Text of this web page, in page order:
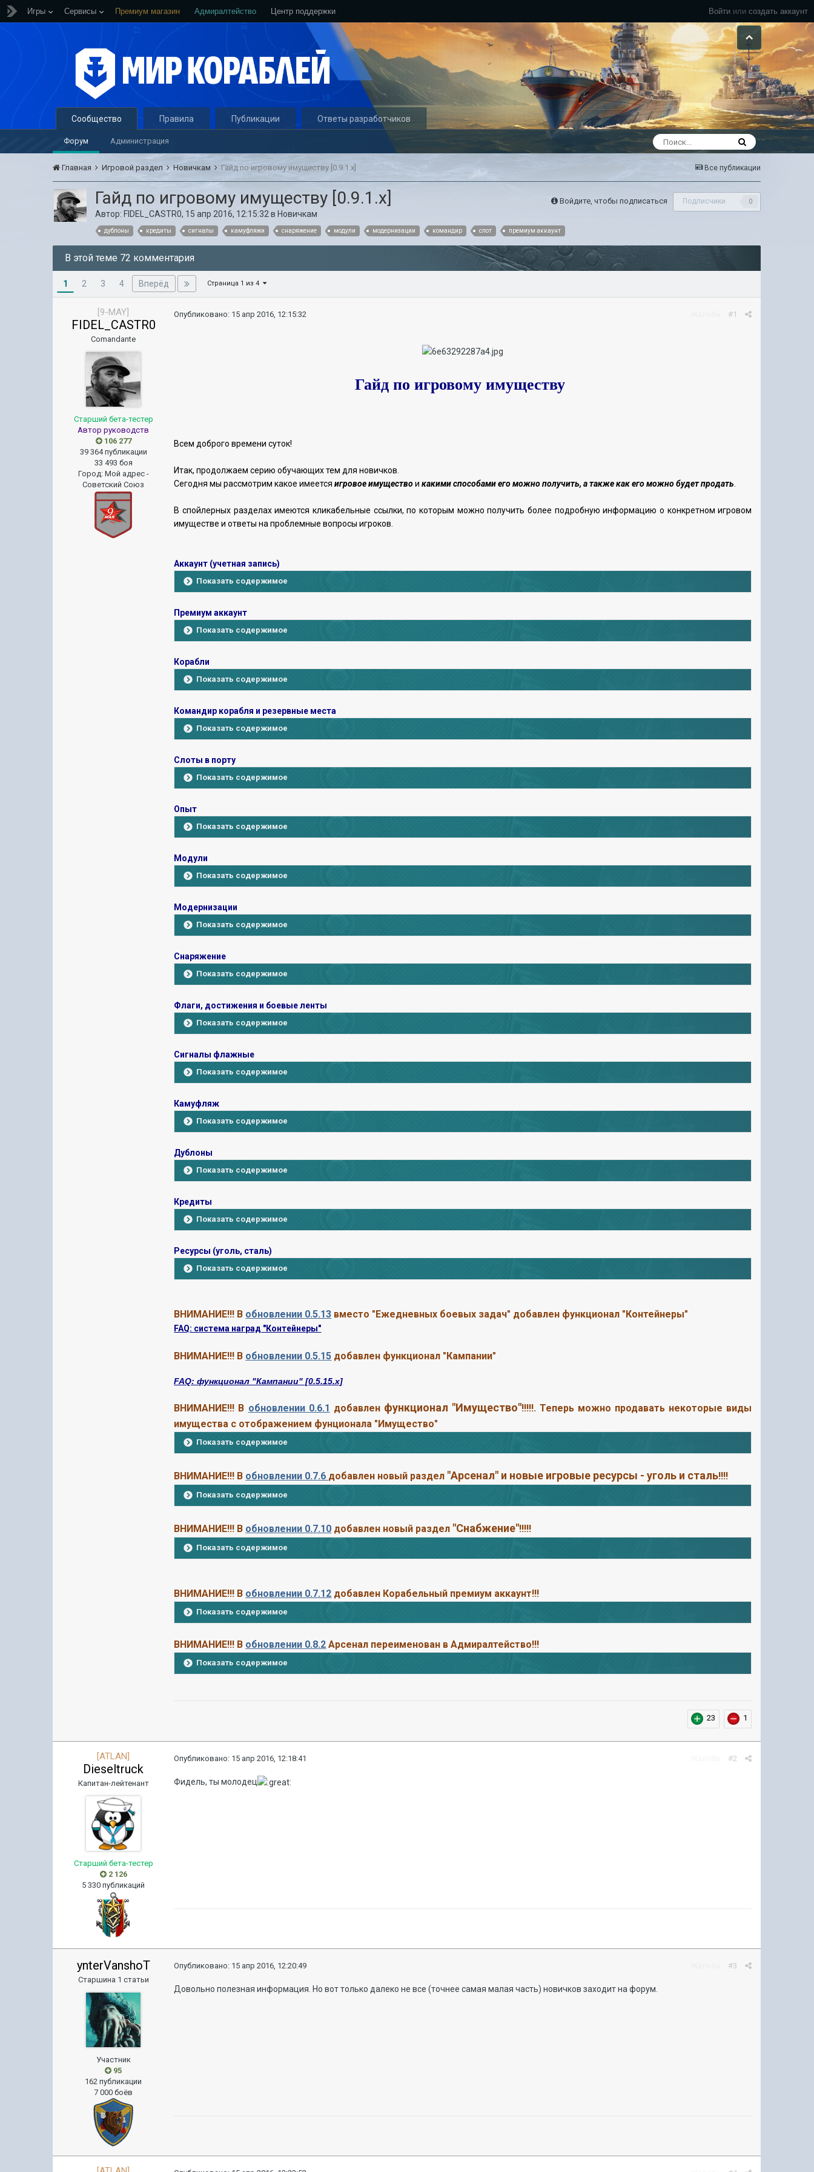
Войти или создать аккаунт
Игры Сервисы Премиум магазин Адмиралтейство Центр поддержки
Сообщество
Форум Администрация
Правила Публикации Ответы разработчиков
Все публикации
Главная Игровой раздел Новичкам Гайд по игровому имуществу [0.9.1.х]
Войдите, чтобы подписаться Подписчики 0
Гайд по игровому имуществу [0.9.1.х]
Автор: FIDEL_CASTR0, 15 апр 2016, 12:15:32 в Новичкам
дублоны кредиты сигналы камуфляжи снаряжение модули модернизации командир слот премиум аккаунт
В этой теме 72 комментария
1 2 3 4 Вперёд Страница 1 из 4
[9-MAY]
FIDEL_CASTR0
Comandante
Старший бета-тестер
Автор руководств
106 277
39 364 публикации
33 493 боя
Город: Мой адрес -
Советский Союз
#1
Опубликовано: 15 апр 2016, 12:15:32
Гайд по игровому имуществу
Всем доброго времени суток!
Итак, продолжаем серию обучающих тем для новичков.
Сегодня мы рассмотрим какое имеетсяигровое имуществоикакими способами его можно получить, а также как его можно будет продать
В спойлерных разделах имеются кликабельные ссылки, по которым можно получить более подробную информацию о конкретном игровом
имуществе и ответы на проблемные вопросы игроков.
Аккаунт (учетная запись)
Показать содержимое
Премиум аккаунт
Показать содержимое
Корабли
Показать содержимое
Командир корабля и резервные места
Показать содержимое
Слоты в порту
Показать содержимое
Опыт
Показать содержимое
Модули
Показать содержимое
Модернизации
Показать содержимое
Снаряжение
Показать содержимое
Флаги, достижения и боевые ленты
Показать содержимое
Сигналы флажные
Показать содержимое
Камуфляж
Показать содержимое
Дублоны
Показать содержимое
Кредиты
Показать содержимое
Ресурсы (уголь, сталь)
Показать содержимое
ВНИМАНИЕ!!! В обновлении 0.5.13 вместо "Ежедневных боевых задач" добавлен функционал "Контейнеры"
FAQ: система наград "Контейнеры"
ВНИМАНИЕ!!! В обновлении 0.5.15 добавлен функционал "Кампании"
FAQ: функционал "Кампании" [0.5.15.х]
ВНИМАНИЕ!!! В обновлении 0.6.1 добавлен функционал "Имущество"!!!!!. Теперь можно продавать некоторые виды
имущества с отображением фунционала "Имущество"
Показать содержимое
ВНИМАНИЕ!!! В обновлении 0.7.6 добавлен новый раздел "Арсенал" и новые игровые ресурсы - уголь и сталь!!!!
Показать содержимое
ВНИМАНИЕ!!! В обновлении 0.7.10 добавлен новый раздел "Снабжение"!!!!!
Показать содержимое
ВНИМАНИЕ!!! В обновлении 0.7.12 добавлен Корабельный премиум аккаунт!!!
Показать содержимое
ВНИМАНИЕ!!! В обновлении 0.8.2 Арсенал переименован в Адмиралтейство!!!
Показать содержимое
23 1
[ATLAN]
Dieseltruck
Капитан-лейтенант
Старший бета-тестер
2 126
5 330 публикаций
#2
Опубликовано: 15 апр 2016, 12:18:41
Фидель, ты молодец
ynterVanshoT
Старшина 1 статьи
Участник
95
162 публикации
7 000 боёв
#3
Опубликовано: 15 апр 2016, 12:20:49
Довольно полезная информация. Но вот только далеко не все (точнее самая малая часть) новичков заходит на форум.